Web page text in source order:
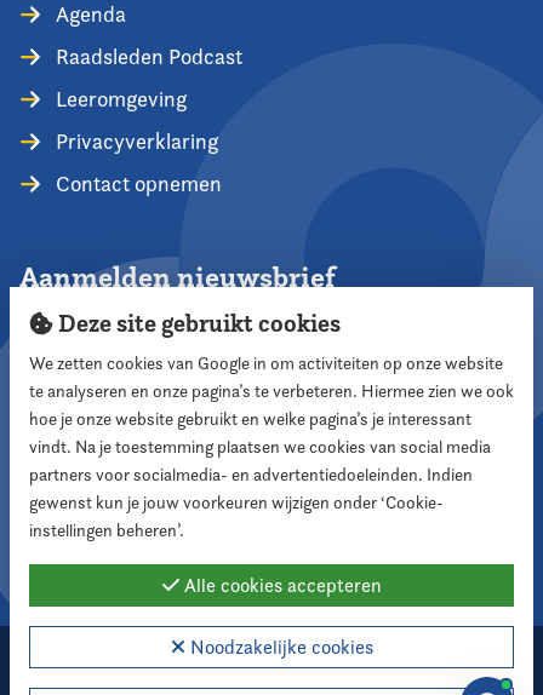
Agenda
Raadsleden Podcast
Leeromgeving
Privacyverklaring
Contact opnemen
Aanmelden nieuwsbrief
Aanmelden
Volg ons
2026 Nederlandse Vereniging voor Raadsleden
Deze site gebruikt cookies
We zetten cookies van Google in om activiteiten op onze website
te analyseren en onze pagina’s te verbeteren. Hiermee zien we ook
hoe je onze website gebruikt en welke pagina’s je interessant
vindt. Na je toestemming plaatsen we cookies van social media
partners voor socialmedia- en advertentiedoeleinden. Indien
gewenst kun je jouw voorkeuren wijzigen onder ‘Cookie-
instellingen beheren’.
Alle cookies accepteren
Noodzakelijke cookies